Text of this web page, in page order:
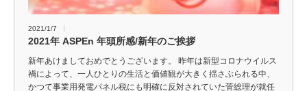
2021/1/7
2021年 ASPEn 年頭所感/新年のご挨拶
新年あけましておめでとうございます。 昨年は新型コロナウイルス
禍によって、一人ひとりの生活と価値観が大きく揺さぶられる中、
かつて事業用発電パネル税にも明確に反対されていた菅総理が就任